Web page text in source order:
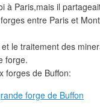
à Paris,mais il
entre Paris et
le traitement des
forge.
forges de Buffon: